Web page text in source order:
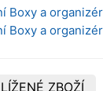
Boxy a
Boxy a
ZBOŽÍ